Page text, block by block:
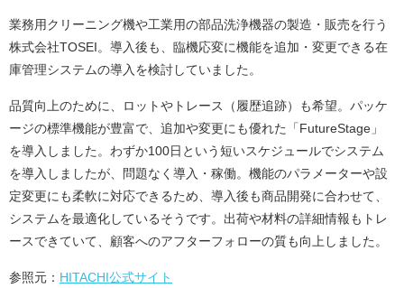
業務用クリーニング機や工業用の部品洗浄機器の製造・販売を行う
株式会社TOSEI。導入後も、臨機応変に機能を追加・変更できる在
庫管理システムの導入を検討していました。
品質向上のために、ロットやトレース（履歴追跡）も希望。パッケ
ージの標準機能が豊富で、追加や変更にも優れた「FutureStage」
を導入しました。わずか100日という短いスケジュールでシステム
を導入しましたが、問題なく導入・稼働。機能のパラメーターや設
定変更にも柔軟に対応できるため、導入後も商品開発に合わせて、
システムを最適化しているそうです。出荷や材料の詳細情報もトレ
ースできていて、顧客へのアフターフォローの質も向上しました。
参照元： HITACHI公式サイト